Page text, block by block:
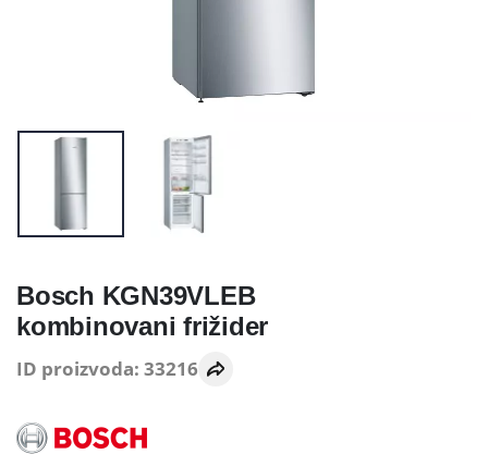
Bosch KGN39VLEB
kombinovani frižider
ID proizvoda: 33216